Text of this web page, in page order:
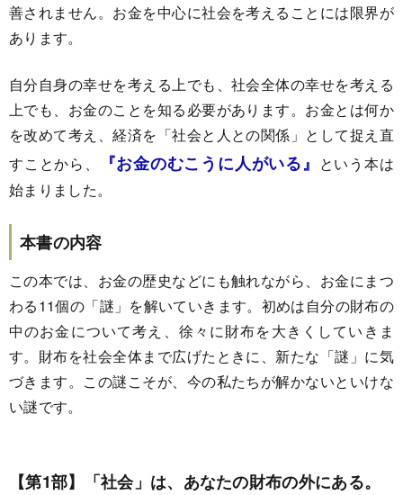
善されません。お金を中心に社会を考えることには限界が
あります。
自分自身の幸せを考える上でも、社会全体の幸せを考える
上でも、お金のことを知る必要があります。お金とは何か
を改めて考え、経済を「社会と人との関係」として捉え直
すことから、
『お金のむこうに人がいる』 という本は
始まりました。
本書の内容
この本では、お金の歴史などにも触れながら、お金にまつ
わる11個の「謎」を解いていきます。初めは自分の財布の
中のお金について考え、徐々に財布を大きくしていきま
す。財布を社会全体まで広げたときに、新たな「謎」に気
づきます。この謎こそが、今の私たちが解かないといけな
い謎です。
【第1部】「社会」は、あなたの財布の外にある。